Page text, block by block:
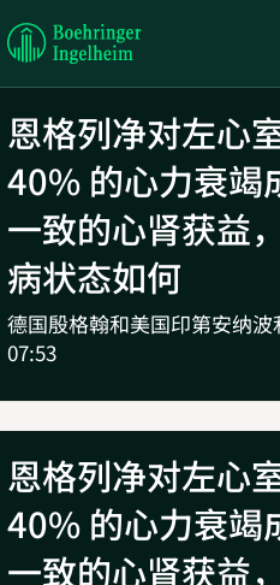
Boehringer
Ingelheim
恩格列净对左心
40% 的心力衰竭
一致的心肾获益
病状态如何
德国殷格翰和美国印第安纳波
07:53
恩格列净对左心
40% 的心力衰竭
一致的心肾获益